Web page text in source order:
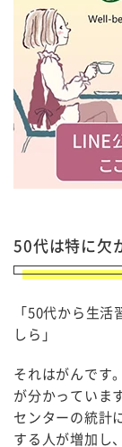
50代は特に欠
「50代から生
しら」
それはがんです
が分かっていま
センターの統計
する人が増加し